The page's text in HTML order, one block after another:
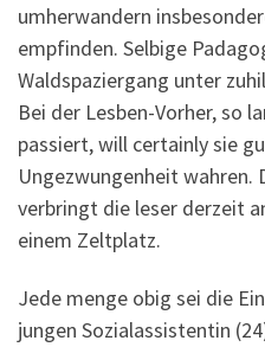
umherwandern
empfinden. Selbige
Waldspaziergang unter
Bei der Lesben-Vorher, so
passiert, will certainly sie
Ungezwungenheit
verbringt die leser derzeit
einem Zeltplatz.
Jede menge obig sei die
jungen Sozialassistentin